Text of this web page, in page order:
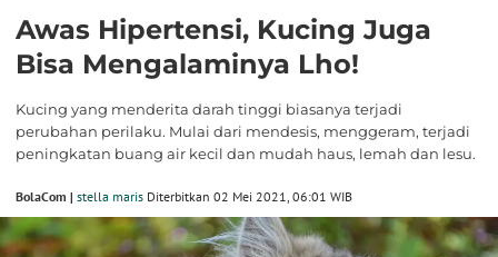
Awas Hipertensi, Kucing Juga
Bisa Mengalaminya Lho!
Kucing yang menderita darah tinggi biasanya terjadi
perubahan perilaku. Mulai dari mendesis, menggeram, terjadi
peningkatan buang air kecil dan mudah haus, lemah dan lesu.
BolaCom | stella maris Diterbitkan 02 Mei 2021, 06:01 WIB